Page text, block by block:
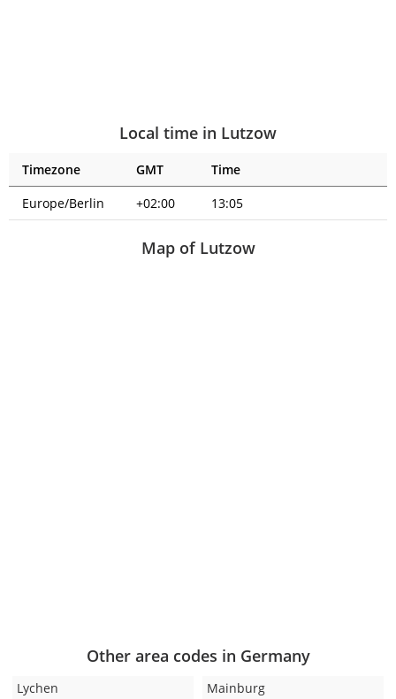
Local time in Lutzow
Timezone GMT
Time
Europe/Berlin
+02:00 13:05
Map of Lutzow
Other area codes in Germany
Lychen Mainburg